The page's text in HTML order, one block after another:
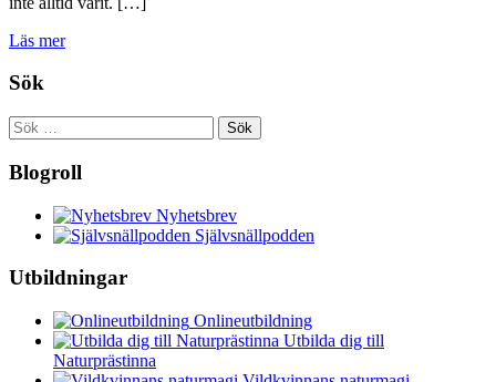
Läs mer
Sök
Sök
efter:
Blogroll
Nyhetsbrev
Självsnällpodden
Utbildningar
Onlineutbildning
Utbilda dig till
Naturprästinna